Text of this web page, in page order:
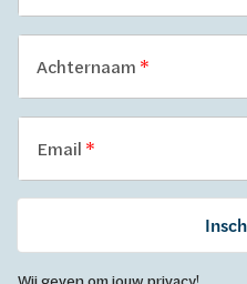
Achternaam
Email
Wij geven om jouw privacy!